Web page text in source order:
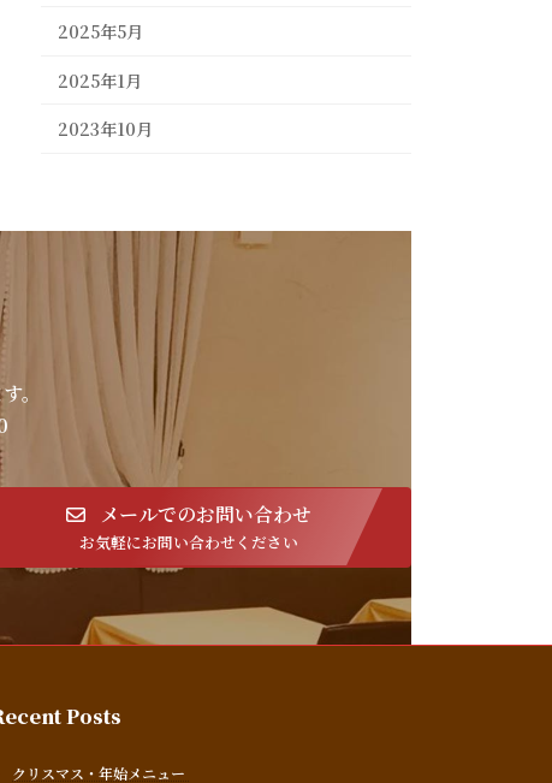
2025年5月
2025年1月
2023年10月
。
メールでのお問い合わせ
お気軽にお問い合わせください
Posts
クリスマス・年始メニュー